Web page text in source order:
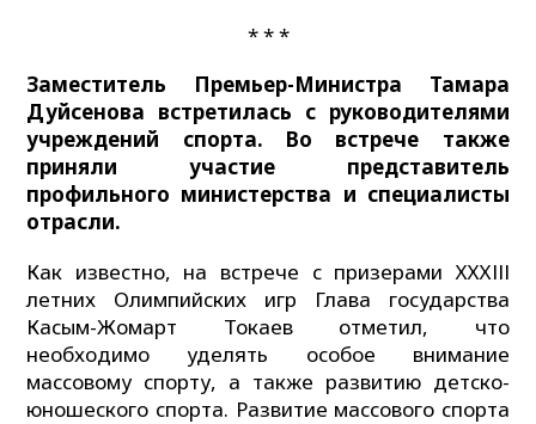
* * *
Заместитель Премьер-Министра Тамара
Дуйсенова встретилась с руководителями
учреждений спорта. Во встрече также
приняли участие представитель
профильного министерства и специалисты
отрасли.
Как известно, на встрече с призерами ХХХІІІ
летних Олимпийских игр Глава государства
Касым-Жомарт Токаев отметил, что
необходимо уделять особое внимание
массовому спорту, а также развитию детско-
юношеского спорта. Развитие массового спорта